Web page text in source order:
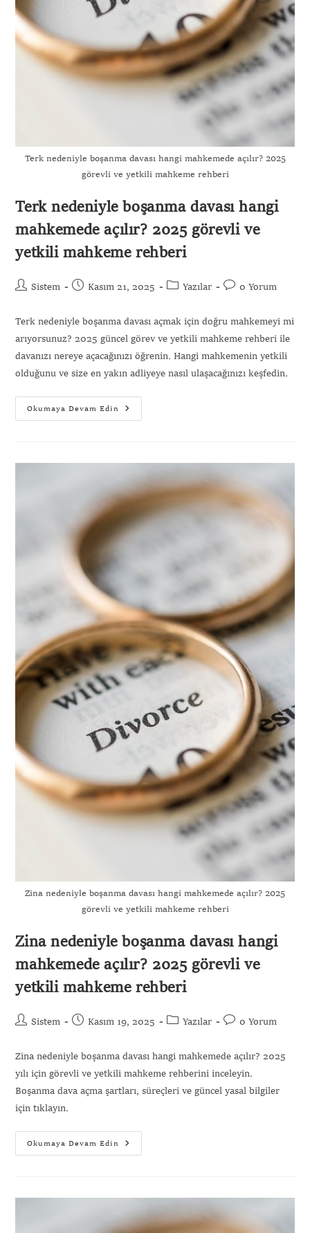
Terk nedeniyle boşanma davası hangi mahkemede açılır? 2025
görevli ve yetkili mahkeme rehberi
Terk nedeniyle boşanma davası hangi
mahkemede açılır? 2025 görevli ve
yetkili mahkeme rehberi
Sistem Kasım 21, 2025 Yazılar 0 Yorum
Terk nedeniyle boşanma davası açmak için doğru mahkemeyi mi
arıyorsunuz? 2025 güncel görev ve yetkili mahkeme rehberi ile
davanızı nereye açacağınızı öğrenin. Hangi mahkemenin yetkili
olduğunu ve size en yakın adliyeye nasıl ulaşacağınızı keşfedin.
Okumaya Devam Edin
Zina nedeniyle boşanma davası hangi mahkemede açılır? 2025
görevli ve yetkili mahkeme rehberi
Zina nedeniyle boşanma davası hangi
mahkemede açılır? 2025 görevli ve
yetkili mahkeme rehberi
Sistem Kasım 19, 2025 Yazılar 0 Yorum
Zina nedeniyle boşanma davası hangi mahkemede açılır? 2025
yılı için görevli ve yetkili mahkeme rehberini inceleyin.
Boşanma dava açma şartları, süreçleri ve güncel yasal bilgiler
için tıklayın.
Okumaya Devam Edin
Gönder